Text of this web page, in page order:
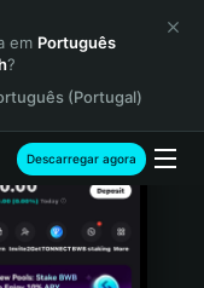
em Português
?
(Portugal)
Descarregar agora